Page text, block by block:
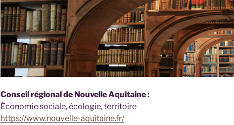
Conseil régional de Nouvelle Aquitaine :
Économie sociale, écologie, territoire
https://www.nouvelle-aquitaine.fr/